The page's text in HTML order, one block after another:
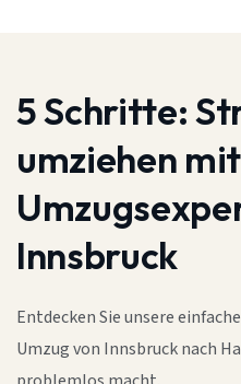
5 Schritte:
umziehen mit
Innsbruck
Entdecken Sie unsere
Umzug von Innsbruck nach